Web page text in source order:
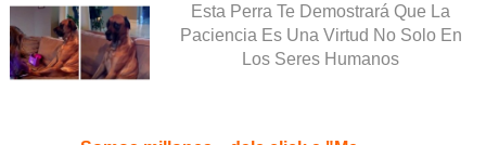
Esta Perra Te Demostrará Que La
Paciencia Es Una Virtud No Solo En
Los Seres Humanos